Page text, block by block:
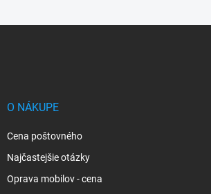
O NÁKUPE
Cena poštovného
Najčastejšie otázky
Oprava mobilov - cena